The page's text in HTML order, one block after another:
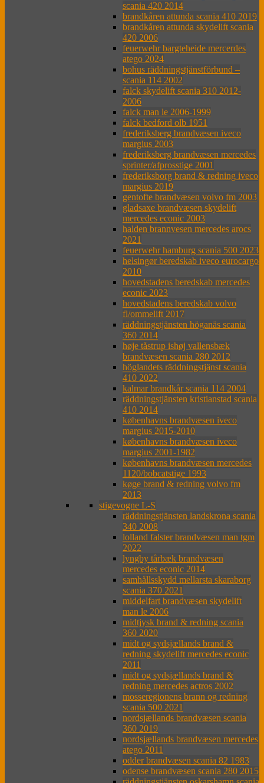
scania 420 2014
brandkåren attunda scania 410 2019
brandkåren attunda skydelift scania
420 2006
feuerwehr bargteheide mercerdes
atego 2024
bohus räddningstjänstförbund –
scania 114 2002
falck skydelift scania 310 2012-
2006
falck man le 2006-1999
falck bedford olb 1951
frederiksberg brandvæsen iveco
margius 2003
frederiksberg brandvæsen mercedes
sprinter/afprosstige 2001
frederiksborg brand & redning iveco
margius 2019
gentofte brandvæsen volvo fm 2003
gladsaxe brandvæsen skydelift
mercedes econic 2003
halden brannvesen mercedes arocs
2021
feuerwehr hamburg scania 500 2023
helsingør beredskab iveco eurocargo
2010
hovedstadens beredskab mercedes
econic 2023
hovedstadens beredskab volvo
fl/ommelift 2017
räddningstjänsten höganäs scania
360 2014
høje tåstrup ishøj vallensbæk
brandvæsen scania 280 2012
höglandets räddningstjänst scania
410 2022
kalmar brandkår scania 114 2004
räddningstjänsten kristianstad scania
410 2014
københavns brandvæsen iveco
margius 2015-2010
københavns brandvæsen iveco
margius 2001-1982
københavns brandvæsen mercedes
1120/bobcatstige 1993
køge brand & redning volvo fm
2013
stigevogne L-S
räddningstjänsten landskrona scania
340 2008
lolland falster brandvæsen man tgm
2022
lyngby tårbæk brandvæsen
mercedes econic 2014
samhållsskydd mellarsta skaraborg
scania 370 2021
middelfart brandvæsen skydelift
man le 2006
midtjysk brand & redning scania
360 2020
midt og sydsjællands brand &
redning skydelift mercedes econic
2011
midt og sydsjællands brand &
redning mercedes actros 2002
mosseregionens brann og redning
scania 500 2021
nordsjællands brandvæsen scania
360 2019
nordsjællands brandvæsen mercedes
atego 2011
odder brandvæsen scania 82 1983
odense brandvæsen scania 280 2015